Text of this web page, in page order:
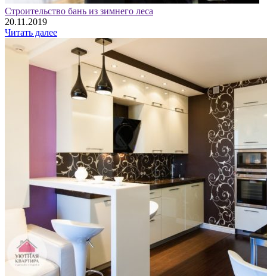
Строительство бань из зимнего леса
20.11.2019
Читать далее